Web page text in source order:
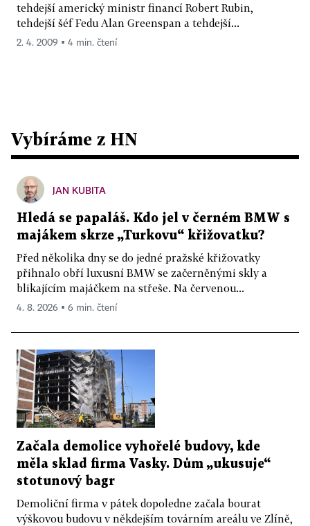
tehdejší americký ministr financí Robert Rubin,
tehdejší šéf Fedu Alan Greenspan a tehdejší...
2. 4. 2009 ▪ 4 min. čtení
Vybíráme z HN
JAN KUBITA
Hledá se papaláš. Kdo jel v černém BMW s
majákem skrze „Turkovu“ křižovatku?
Před několika dny se do jedné pražské křižovatky
přihnalo obří luxusní BMW se začerněnými skly a
blikajícím majáčkem na střeše. Na červenou...
4. 8. 2026 ▪ 6 min. čtení
Začala demolice vyhořelé budovy, kde
měla sklad firma Vasky. Dům „ukusuje“
stotunový bagr
Demoliční firma v pátek dopoledne začala bourat
výškovou budovu v někdejším továrním areálu ve Zlíně,